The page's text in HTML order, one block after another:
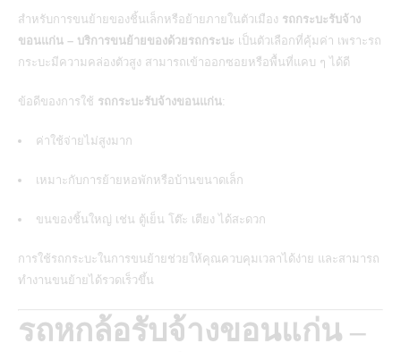
สำหรับการขนย้ายของชิ้นเล็กหรือย้ายภายในตัวเมือง รถกระบะรับจ้าง
ขอนแก่น – บริการขนย้ายของด้วยรถกระบะ เป็นตัวเลือกที่คุ้มค่า เพราะรถ
กระบะมีความคล่องตัวสูง สามารถเข้าออกซอยหรือพื้นที่แคบ ๆ ได้ดี
ข้อดีของการใช้ รถกระบะรับจ้างขอนแก่น:
ค่าใช้จ่ายไม่สูงมาก
เหมาะกับการย้ายหอพักหรือบ้านขนาดเล็ก
ขนของชิ้นใหญ่ เช่น ตู้เย็น โต๊ะ เตียง ได้สะดวก
การใช้รถกระบะในการขนย้ายช่วยให้คุณควบคุมเวลาได้ง่าย และสามารถ
ทำงานขนย้ายได้รวดเร็วขึ้น
รถหกล้อรับจ้างขอนแก่น –